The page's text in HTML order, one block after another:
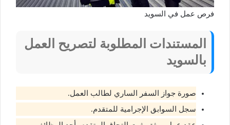
فرص عمل في السويد
المستندات المطلوبة لتصريح العمل
بالسويد
صورة جواز السفر الساري لطالب العمل.
سجل السوابق الإجرامية للمتقدم.